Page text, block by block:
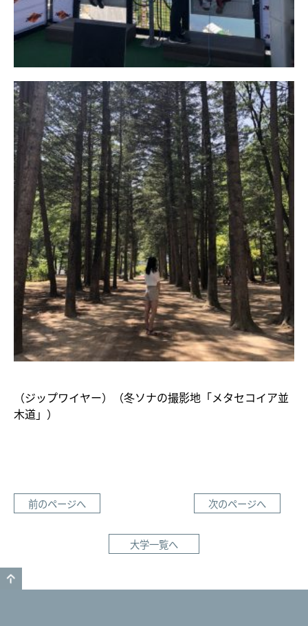
（ジップワイヤー）（冬ソナの撮影地「メタセコイア並
木道」）
前のページへ 次のページへ
大学一覧へ